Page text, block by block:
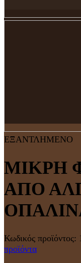
ΕΞΑΝΤΛΗΜΕΝΟ
ΜΙΚΡΗ
ΑΠΟ
Κωδικός προϊόντος:
προϊόντα